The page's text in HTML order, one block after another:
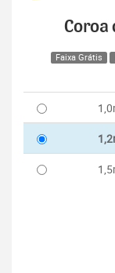
Coroa
Faixa Grátis